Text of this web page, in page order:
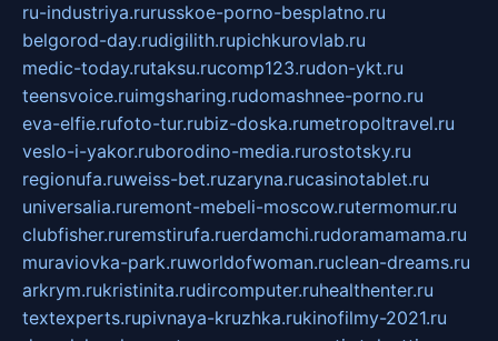
ru-industriya.rurusskoe-porno-besplatno.ru
belgorod-day.rudigilith.rupichkurovlab.ru
medic-today.rutaksu.rucomp123.rudon-ykt.ru
teensvoice.ruimgsharing.rudomashnee-porno.ru
eva-elfie.rufoto-tur.rubiz-doska.rumetropoltravel.ru
veslo-i-yakor.ruborodino-media.rurostotsky.ru
regionufa.ruweiss-bet.ruzaryna.rucasinotablet.ru
universalia.ruremont-mebeli-moscow.rutermomur.ru
clubfisher.ruremstirufa.ruerdamchi.rudoramamama.ru
muraviovka-park.ruworldofwoman.ruclean-dreams.ru
arkrym.rukristinita.rudircomputer.ruhealthenter.ru
textexperts.rupivnaya-kruzhka.rukinofilmy-2021.ru